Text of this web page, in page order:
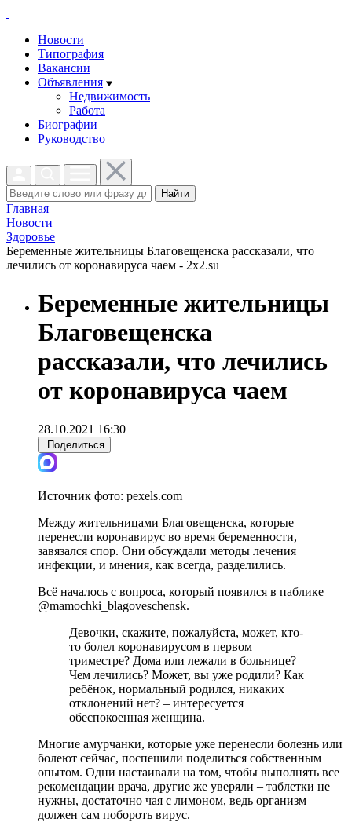
Новости
Типография
Вакансии
Объявления
Недвижимость
Работа
Биографии
Руководство
Найти
Главная
Новости
Здоровье
Беременные жительницы Благовещенска рассказали, что
лечились от коронавируса чаем - 2x2.su
Беременные жительницы
Благовещенска
рассказали, что лечились
от коронавируса чаем
28.10.2021 16:30
Поделиться
Источник фото: pexels.com
Между жительницами Благовещенска, которые
перенесли коронавирус во время беременности,
завязался спор. Они обсуждали методы лечения
инфекции, и мнения, как всегда, разделились.
Всё началось с вопроса, который появился в паблике
@mamochki_blagoveschensk.
Девочки, скажите, пожалуйста, может, кто-
то болел коронавирусом в первом
триместре? Дома или лежали в больнице?
Чем лечились? Может, вы уже родили? Как
ребёнок, нормальный родился, никаких
отклонений нет? – интересуется
обеспокоенная женщина.
Многие амурчанки, которые уже перенесли болезнь или
болеют сейчас, поспешили поделиться собственным
опытом. Одни настаивали на том, чтобы выполнять все
рекомендации врача, другие же уверяли – таблетки не
нужны, достаточно чая с лимоном, ведь организм
должен сам побороть вирус.